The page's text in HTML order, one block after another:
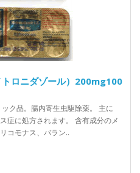
ロニダゾール）200mg100
ク品。腸内寄生虫駆除薬。 主に
症に処方されます。 含有成分のメ
コモナス、バラン..